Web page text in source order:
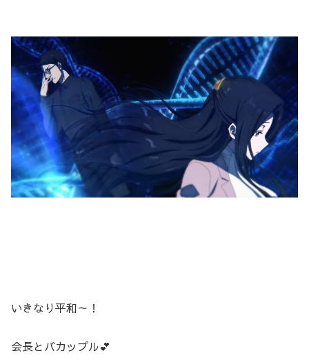
いきなり平和～！
会長とバカップル💕